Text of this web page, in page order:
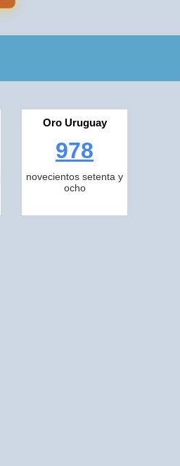
Oro Uruguay
978
novecientos setenta y
ocho